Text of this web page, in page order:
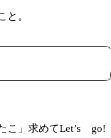
。
こ」求めてLet’s go!